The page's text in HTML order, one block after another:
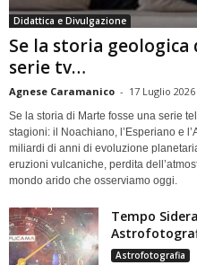
Didattica e Divulgazione
Se la storia
serie tv…
Agnese Caramanico - 17 Luglio 2026
Se la storia di Marte fosse una serie
stagioni: il Noachiano, l’Esperiano e
miliardi di anni di evoluzione
eruzioni vulcaniche, perdita
mondo arido che osserviamo oggi.
Tempo
Astrofotografia